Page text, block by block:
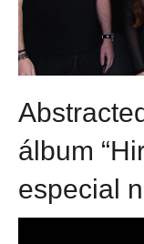
álbum
especial